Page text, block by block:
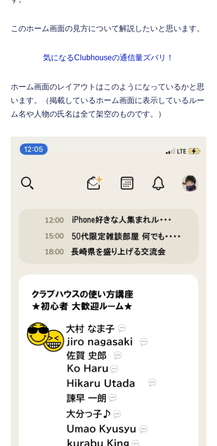
このホーム画面の見方について解説したいと思います。
気になるClubhouseの通信量ズバリ！
ホーム画面のレイアウトはこのようになっているかと思
います。（掲載しているホーム画面に表示しているルー
ム名や人物の氏名は全て架空のものです。）